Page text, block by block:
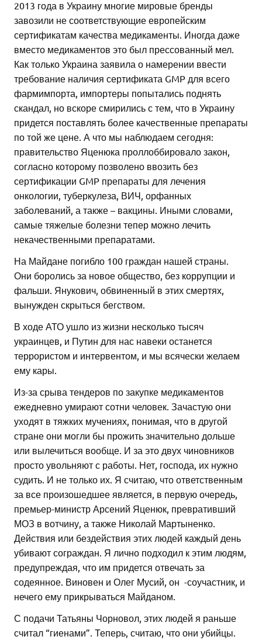
2013 года в Украину многие мировые бренды
завозили не соответствующие европейским
сертификатам качества медикаменты. Иногда даже
вместо медикаментов это был прессованный мел.
Как только Украина заявила о намерении ввести
требование наличия сертификата GMP для всего
фармимпорта, импортеры попытались поднять
скандал, но вскоре смирились с тем, что в Украину
придется поставлять более качественные препараты
по той же цене. А что мы наблюдаем сегодня:
правительство Яценюка проллоббировало закон,
согласно которому позволено ввозить без
сертификации GMP препараты для лечения
онкологии, туберкулеза, ВИЧ, орфанных
заболеваний, а также – вакцины. Иными словами,
самые тяжелые болезни тепер можно лечить
некачественными препаратами.
На Майдане погибло 100 граждан нашей страны.
Они боролись за новое общество, без коррупции и
фальши. Янукович, обвиненный в этих смертях,
вынужден скрыться бегством.
В ходе АТО ушло из жизни несколько тысяч
украинцев, и Путин для нас навеки останется
террористом и интервентом, и мы всячески желаем
ему кары.
Из-за срыва тендеров по закупке медикаментов
ежедневно умирают сотни человек. Зачастую они
уходят в тяжких мучениях, понимая, что в другой
стране они могли бы прожить значительно дольше
или вылечиться вообще. И за это двух чиновников
просто увольняют с работы. Нет, господа, их нужно
судить. И не только их. Я считаю, что ответственным
за все произошедшее является, в первую очередь,
премьер-министр Арсений Яценюк, превративший
МОЗ в вотчину, а также Николай Мартыненко.
Действия или бездействия этих людей каждый день
убивают сограждан. Я лично подходил к этим людям,
предупреждая, что им придется отвечать за
содеянное. Виновен и Олег Мусий, он -соучастник, и
нечего ему прикрываться Майданом.
С подачи Татьяны Чорновол, этих людей я раньше
считал “гиенами”. Теперь, считаю, что они убийцы.